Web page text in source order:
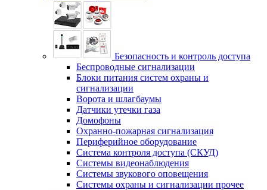
Безопасность и контроль доступа
Беспроводные сигнализации
Блоки питания систем охраны и
сигнализации
Ворота и шлагбаумы
Датчики утечки газа
Домофоны
Охранно-пожарная сигнализация
Периферийное оборудование
Система контроля доступа (СКУД)
Системы видеонаблюдения
Системы звукового оповещения
Системы охраны и сигнализации прочее